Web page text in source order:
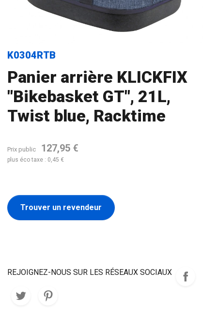
K0304RTB
Panier arrière KLICKFIX
"Bikebasket GT", 21L,
Twist blue, Racktime
Prix public 127,95 €
plus éco taxe : 0,45 €
Trouver un revendeur
REJOIGNEZ-NOUS SUR LES RÉSEAUX SOCIAUX